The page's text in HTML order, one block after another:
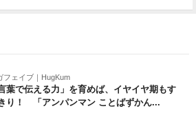
フェイブ｜HugKum
言葉で伝える力」を育めば、イヤイヤ期もす
り！ 「アンパンマン ことばずかん...